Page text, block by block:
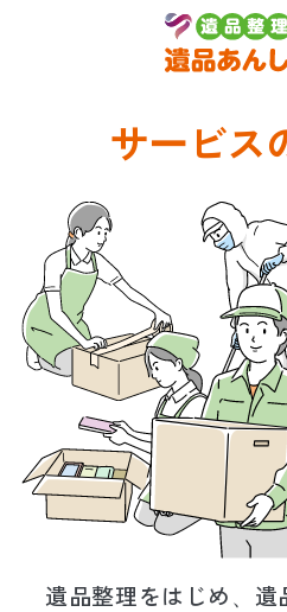
サービス
遺品整理をはじめ、遺